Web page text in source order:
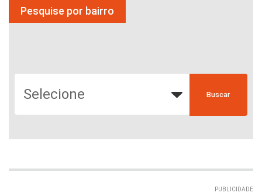
Pesquise por bairro
PUBLICIDADE